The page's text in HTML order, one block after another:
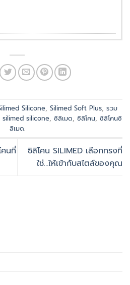
Silicone, Silimed Soft Plus, รวม
silimed silicone, ซิลิเมด, ซิลิโคน, ซิลิโคนซิ
ลิเมด.
นที่
ซิลิโคน SILIMED เลือกทรงที่
ใช่…ให้เข้ากับสไตล์ของคุณ